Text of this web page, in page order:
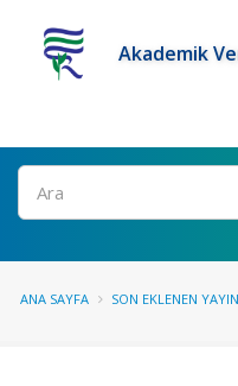
Akademik
Ara
ANA SAYFA SON EKLENEN